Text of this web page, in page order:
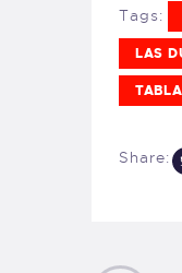
Tags:
LAS
Share: